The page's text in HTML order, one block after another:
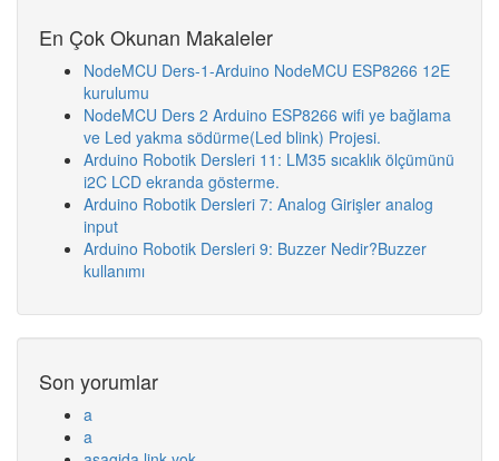
En Çok Okunan Makaleler
NodeMCU Ders-1-Arduino NodeMCU ESP8266 12E
kurulumu
NodeMCU Ders 2 Arduino ESP8266 wifi ye bağlama
ve Led yakma södürme(Led blink) Projesi.
Arduino Robotik Dersleri 11: LM35 sıcaklık ölçümünü
i2C LCD ekranda gösterme.
Arduino Robotik Dersleri 7: Analog Girişler analog
input
Arduino Robotik Dersleri 9: Buzzer Nedir?Buzzer
kullanımı
Son yorumlar
a
a